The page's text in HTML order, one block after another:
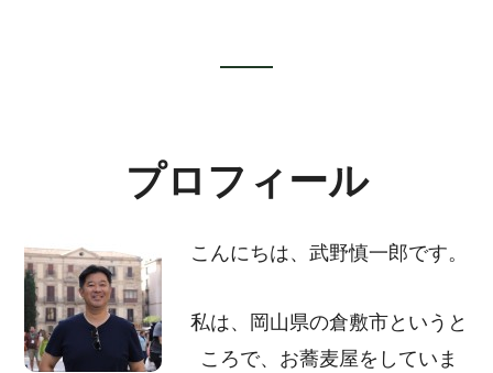
プロフィール
こんにちは、武野慎一郎です。
私は、岡山県の倉敷市というと
ころで、お蕎麦屋をしていま